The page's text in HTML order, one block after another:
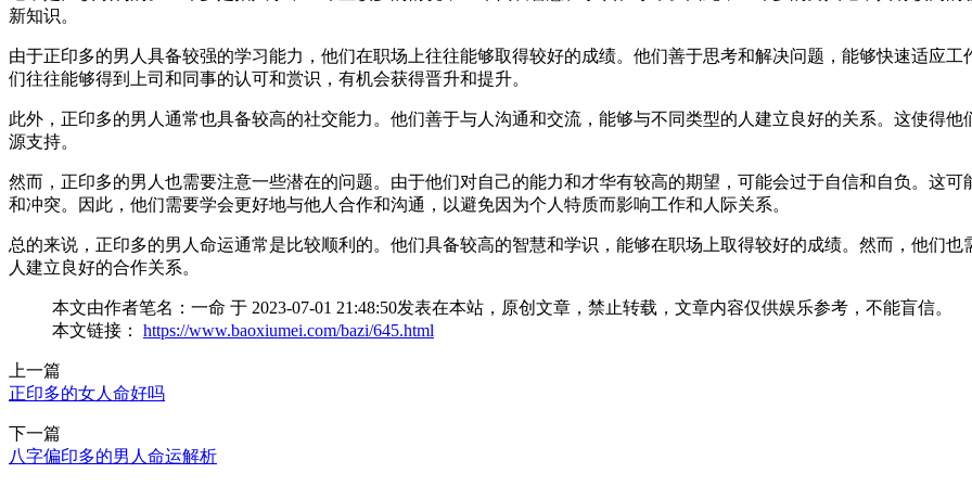
新知识。
由于正印多的男人具备较强的学习能力，他们在职场上往往能够取得较好的成绩。他们善于思考和解决问题，能够快速适应
们往往能够得到上司和同事的认可和赏识，有机会获得晋升和提升。
此外，正印多的男人通常也具备较高的社交能力。他们善于与人沟通和交流，能够与不同类型的人建立良好的关系。这使得
源支持。
然而，正印多的男人也需要注意一些潜在的问题。由于他们对自己的能力和才华有较高的期望，可能会过于自信和自负。这
和冲突。因此，他们需要学会更好地与他人合作和沟通，以避免因为个人特质而影响工作和人际关系。
总的来说，正印多的男人命运通常是比较顺利的。他们具备较高的智慧和学识，能够在职场上取得较好的成绩。然而，他们
人建立良好的合作关系。
本文由作者笔名：一命 于 2023-07-01 21:48:50发表在本站，原创文章，禁止转载，文章内容仅供娱乐参考，不能盲信。
本文链接： https://www.baoxiumei.com/bazi/645.html
上一篇
正印多的女人命好吗
下一篇
八字偏印多的男人命运解析